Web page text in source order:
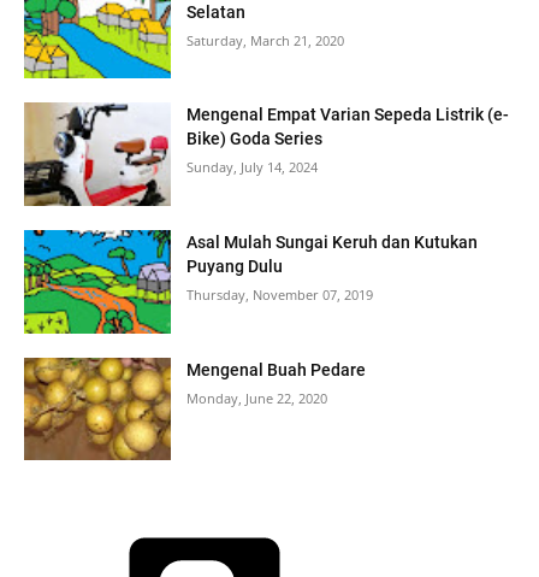
Selatan
Saturday, March 21, 2020
Mengenal Empat Varian Sepeda Listrik (e-
Bike) Goda Series
Sunday, July 14, 2024
Asal Mulah Sungai Keruh dan Kutukan
Puyang Dulu
Thursday, November 07, 2019
Mengenal Buah Pedare
Monday, June 22, 2020